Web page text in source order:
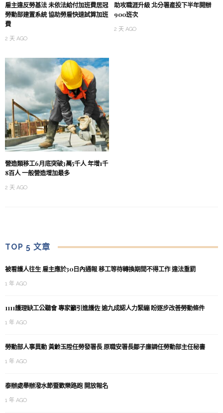
雇主違反勞基法 未依法給付加班費居冠
勞動部建置系統 協助勞雇快速試算加班
費
2 天 AGO
助攻職涯升級 北分署產投下半年開辦
900班次
2 天 AGO
營造類移工6月底突破3萬5千人 年增1千
8百人 一般營造增加最多
2 天 AGO
TOP 5 文章
被看護人往生 雇主應於30日內通報 移工等待轉換期間不得工作 違法重罰
1 年 AGO
1111護理缺工公聽會 專家籲引進護佐 逾九成認人力緊繃 盼逐步改善勞動條件
1 年 AGO
勞動部人事異動 黃齡玉陞任勞發署長 原職安署長鄒子廉調任勞動部主任秘書
1 年 AGO
泰辦處舉辦潑水節暨歡樂路跑 開放報名
1 年 AGO